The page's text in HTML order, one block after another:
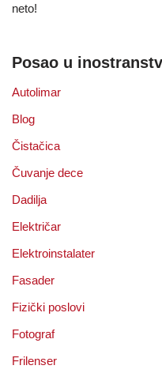
neto!
Posao u
Autolimar
Blog
Čistačica
Čuvanje dece
Dadilja
Električar
Elektroinstalater
Fasader
Fizički poslovi
Fotograf
Frilenser